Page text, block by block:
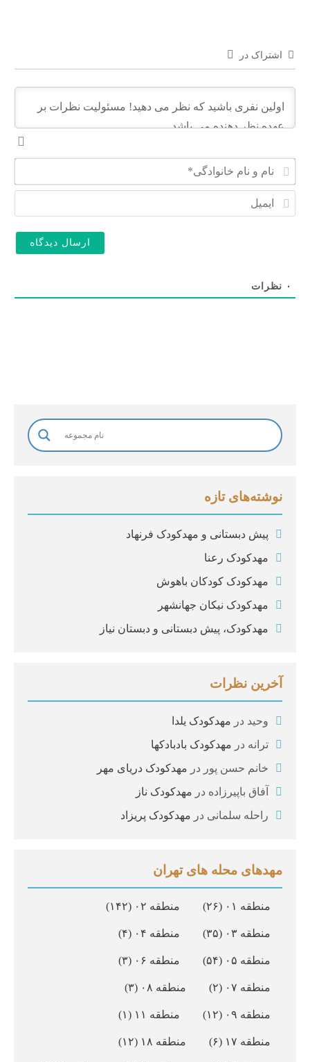
اشتراک در
م
ن
و
۰ نظرات
نوشته‌های تازه
پیش دبستانی و مهدکودک فرنهاد
مهدکودک رعنا
مهدکودک کودکان باهوش
مهدکودک نیکان جهانشهر
مهدکودک، پیش دبستانی و دبستان نیاز
آخرین نظرات
وحید در مهدکودک یلدا
ترانه در مهدکودک بادبادکها
خانم حسن پور در مهدکودک دریای مهر
آفاق باپیرزاده در مهدکودک ناز
راحله سلمانی در مهدکودک پریزاد
مهدهای محله های تهران
منطقه ۰۱ (۲۶) منطقه ۰۲ (۱۴۲)
منطقه ۰۳ (۳۵) منطقه ۰۴ (۴)
منطقه ۰۵ (۵۴) منطقه ۰۶ (۳)
منطقه ۰۷ (۲) منطقه ۰۸ (۳)
منطقه ۰۹ (۱۲) منطقه ۱۱ (۱)
منطقه ۱۷ (۶) منطقه ۱۸ (۱۲)